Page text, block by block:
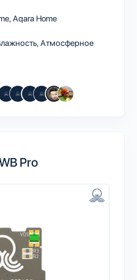
Aqara Home
Атмосферное
Pro